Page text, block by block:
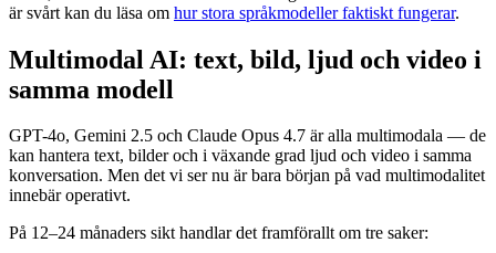
är svårt kan du läsa om hur stora språkmodeller faktiskt fungerar.
Multimodal AI: text, bild, ljud och video i
samma modell
GPT-4o, Gemini 2.5 och Claude Opus 4.7 är alla multimodala — de
kan hantera text, bilder och i växande grad ljud och video i samma
konversation. Men det vi ser nu är bara början på vad multimodalitet
innebär operativt.
På 12–24 månaders sikt handlar det framförallt om tre saker: